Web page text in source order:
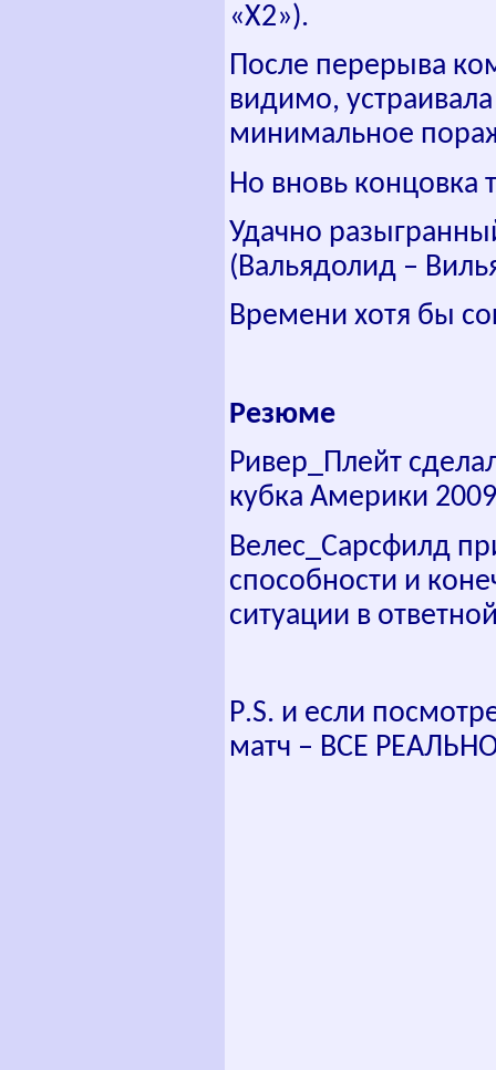
«Х2»).
После перерыва
видимо,
минимальное
Но вновь концовка
Удачно
(Вальядолид –
Времени хотя бы
Резюме
Ривер_Плейт
кубка Америки
Велес_Сарсфилд
способности и
ситуации в
P.S. и если
матч – ВСЕ